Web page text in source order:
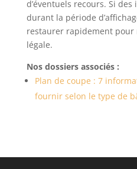
d’éventuels recours. Si
durant la période
restaurer rapidement
légale.
Nos dossiers associés :
Plan de coupe : 7
fournir selon le type de